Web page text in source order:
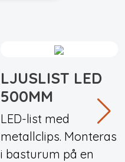
LJUSLIST LED
500MM
LED-list med
metallclips. Monteras
i basturum på en